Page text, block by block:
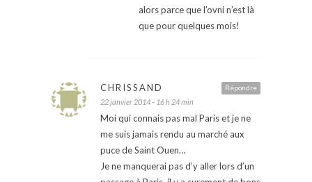
alors parce que l’ovni n’est là
que pour quelques mois!
Répondre
CHRISSAND
22 janvier 2014 - 16 h 24 min
Moi qui connais pas mal Paris et je ne
me suis jamais rendu au marché aux
puce de Saint Ouen…
Je ne manquerai pas d’y aller lors d’un